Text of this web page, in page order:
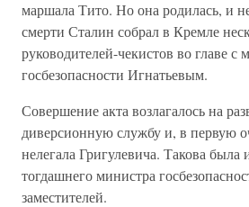
маршала Тито. Но она родилась, и
смерти Сталин собрал в Кремле
руководителей-чекистов во главе с
госбезопасности Игнатьевым.
Совершение акта возлагалось на
диверсионную службу и, в первую
нелегала Григулевича. Такова была
тогдашнего министра
заместителей.